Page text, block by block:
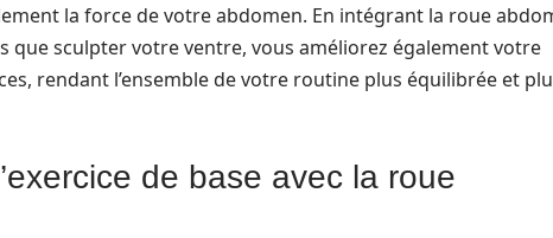
la force de votre abdomen. En intégrant la roue
que sculpter votre ventre, vous améliorez également votre
rendant l’ensemble de votre routine plus équilibrée et
de base avec la roue